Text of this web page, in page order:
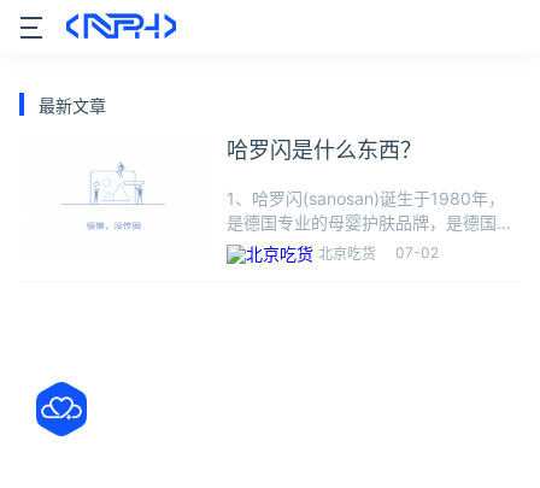
最新文章
哈罗闪是什么东西？
1、哈罗闪(sanosan)诞生于1980年，
是德国专业的母婴护肤品牌，是德国万
事乐德(Mann \\u0026 Schroder
GmbH)股份有限公司旗下品牌。2、哈
北京吃货 07-02